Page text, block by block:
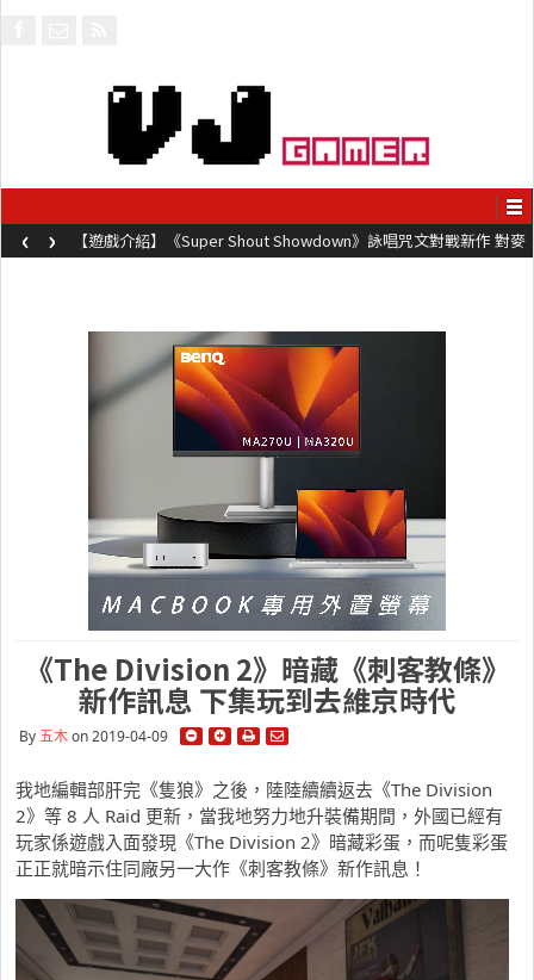
【遊戲介紹】《Super Shout Showdown》詠唱咒文對戰新作 對麥
克風唸咒可自訂咒文越長越強
‹ ›
《The Division 2》暗藏《刺客教條》
新作訊息 下集玩到去維京時代
By五木on 2019-04-09
我地編輯部肝完《隻狼》之後，陸陸續續返去《The Division
2》等 8 人 Raid 更新，當我地努力地升裝備期間，外國已經有
玩家係遊戲入面發現《The Division 2》暗藏彩蛋，而呢隻彩蛋
正正就暗示住同廠另一大作《刺客教條》新作訊息！